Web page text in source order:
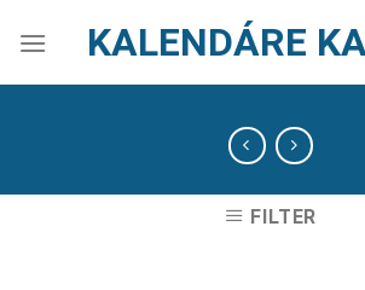
KALENDÁRE
FILTER